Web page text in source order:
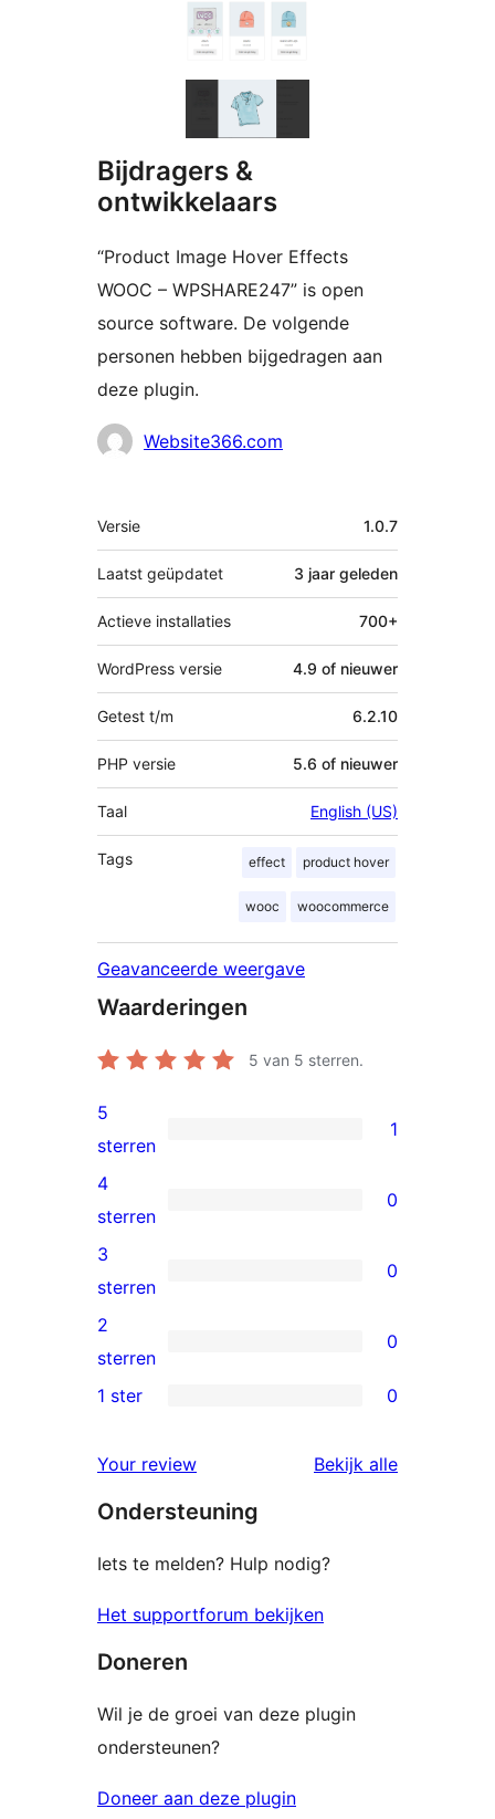
Bijdragers &
ontwikkelaars
“Product Image Hover Effects
WOOC – WPSHARE247” is open
source software. De volgende
personen hebben bijgedragen aan
deze plugin.
BijdragersWebsite366.com
Meta
Versie 1.0.7
Laatst geüpdatet 3 jaar geleden
Actieve installaties 700+
WordPress versie 4.9 of nieuwer
Getest t/m 6.2.10
PHP versie 5.6 of nieuwer
Taal English (US)
Tags effect product hover
wooc woocommerce
Geavanceerde weergave
Waarderingen
5 van 5 sterren.
1
5
ster
beoordeling
5
sterren
1
0
4
sterren
beoordelingen
4
sterren
0
0
3
sterren
beoordelingen
3
sterren
0
0
2
beoordelingen
2
sterren
0
sterren
beoordelingen
1 ster 0
Your review Bekijk alle
Ondersteuning
Iets te melden? Hulp nodig?
Het supportforum bekijken
Doneren
Wil je de groei van deze plugin
ondersteunen?
Doneer aan deze plugin